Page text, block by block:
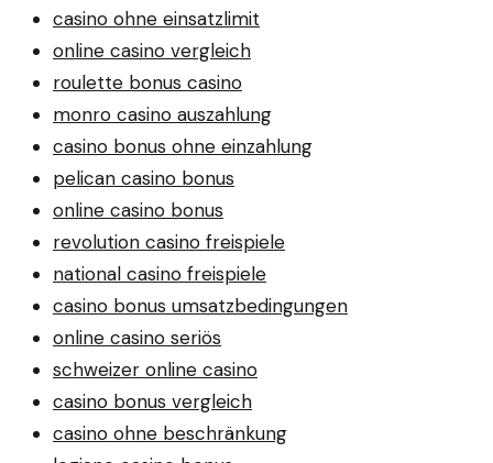
casino ohne einsatzlimit
online casino vergleich
roulette bonus casino
monro casino auszahlung
casino bonus ohne einzahlung
pelican casino bonus
online casino bonus
revolution casino freispiele
national casino freispiele
casino bonus umsatzbedingungen
online casino seriös
schweizer online casino
casino bonus vergleich
casino ohne beschränkung